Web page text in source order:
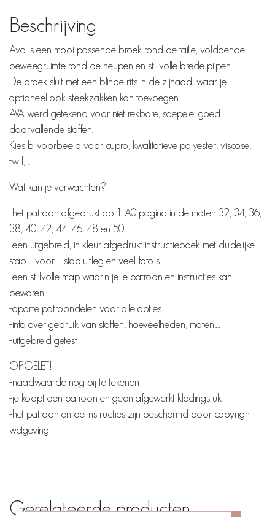
Beschrijving
Ava is een mooi passende broek rond de taille, voldoende
beweegruimte rond de heupen en stijlvolle brede pijpen.
De broek sluit met een blinde rits in de zijnaad, waar je
optioneel ook steekzakken kan toevoegen.
AVA werd getekend voor niet rekbare, soepele, goed
doorvallende stoffen.
Kies bijvoorbeeld voor cupro, kwalitatieve polyester, viscose,
twill, ..
Wat kan je verwachten?
-het patroon afgedrukt op 1 A0 pagina in de maten 32, 34, 36,
38, 40, 42, 44, 46, 48 en 50.
-een uitgebreid, in kleur afgedrukt instructieboek met duidelijke
stap – voor – stap uitleg en veel foto’s
-een stijlvolle map waarin je je patroon en instructies kan
bewaren
-aparte patroondelen voor alle opties
-info over gebruik van stoffen, hoeveelheden, maten,…
-uitgebreid getest
OPGELET!
-naadwaarde nog bij te tekenen
-je koopt een patroon en geen afgewerkt kledingstuk
-het patroon en de instructies zijn beschermd door copyright
wetgeving
Gerelateerde producten